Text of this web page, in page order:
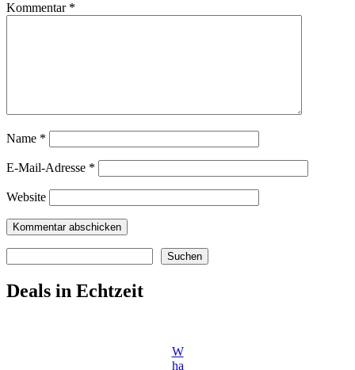
Kommentar *
Name *
E-Mail-Adresse *
Website
Suchen
Deals in Echtzeit
W
ha